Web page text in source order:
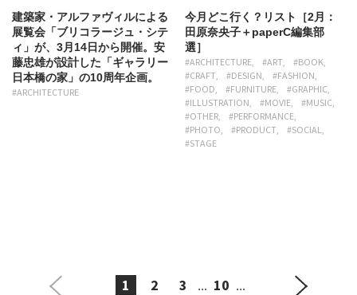
建築家・アルファヴィルによる
展覧会「ブリコラージュ・シテ
ィ」が、3月14日から開催。安
藤忠雄が設計した「ギャラリー
日本橋の家」の10周年企画。
#ARCHITECTURE
今月どこ行く？リスト［2月：
田原奈央子＋paperC編集部
選］
#ARCHITECTURE #ART
#BOOK
#CRAFT
#DESIGN
#FASHION
#FOOD
#FURNITURE
#GRAPHIC
#ILLUSTRATION
#MOVIE
#MUSIC
#OTHER
#PERFORMANCE
#PHOTO
#PRODUCT
#SOCIAL
#STAGE
1 2 3 ... 10 ...